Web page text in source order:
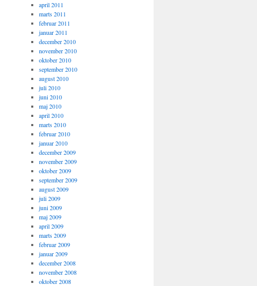
april 2011
marts 2011
februar 2011
januar 2011
december 2010
november 2010
oktober 2010
september 2010
august 2010
juli 2010
juni 2010
maj 2010
april 2010
marts 2010
februar 2010
januar 2010
december 2009
november 2009
oktober 2009
september 2009
august 2009
juli 2009
juni 2009
maj 2009
april 2009
marts 2009
februar 2009
januar 2009
december 2008
november 2008
oktober 2008